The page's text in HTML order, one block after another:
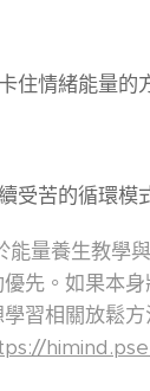
住情緒能量的
受苦的循環模
量養生教學
先。如果本
習相關放鬆